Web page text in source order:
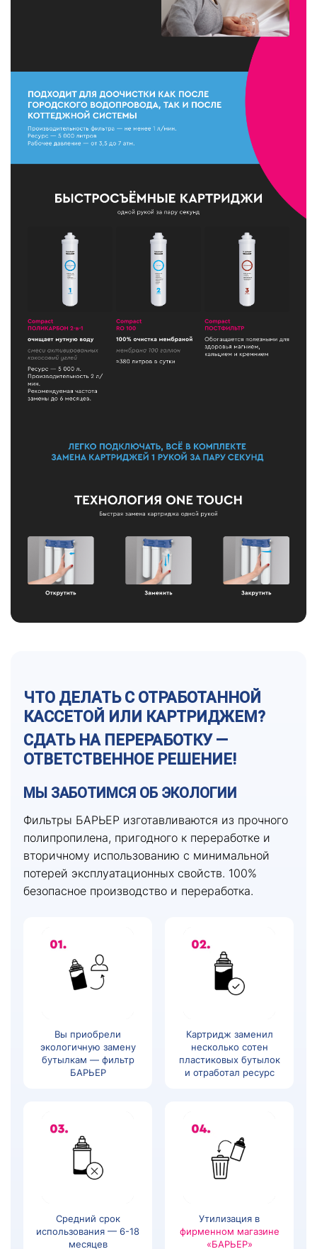
ЧТО ДЕЛАТЬ С ОТРАБОТАННОЙ
КАССЕТОЙ ИЛИ КАРТРИДЖЕМ?
СДАТЬ НА ПЕРЕРАБОТКУ —
ОТВЕТСТВЕННОЕ РЕШЕНИЕ!
МЫ ЗАБОТИМСЯ ОБ ЭКОЛОГИИ
Фильтры БАРЬЕР изготавливаются из прочного
полипропилена, пригодного к переработке и
вторичному использованию с минимальной
потерей эксплуатационных свойств. 100%
безопасное производство и переработка.
Вы приобрели
экологичную замену
бутылкам — фильтр
БАРЬЕР
Картридж заменил
несколько сотен
пластиковых бутылок
и отработал ресурс
Средний срок
использования — 6-18
месяцев
Утилизация в
фирменном магазине
«БАРЬЕР»